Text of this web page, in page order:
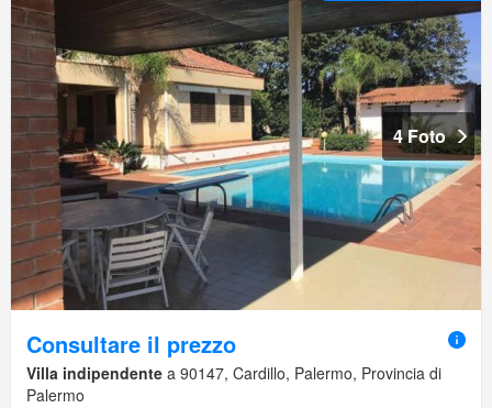
4 Foto
Consultare il prezzo
Villa indipendente a 90147, Cardillo, Palermo, Provincia di
Palermo